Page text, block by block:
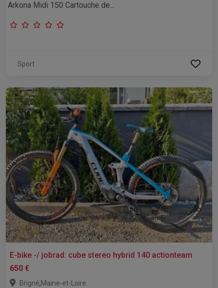
Arkona Midi 150 Cartouche de...
Sport
E-bike -/ jobrad: cube stereo hybrid 140 actionteam
650 €
Brigné,Maine-et-Loire